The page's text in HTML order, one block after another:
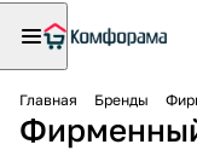
Главная Бренды